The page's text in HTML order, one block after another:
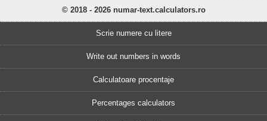
© 2018 - 2026 numar-text.calculators.ro
Scrie numere cu litere
Write out numbers in words
Calculatoare procentaje
Percentages calculators